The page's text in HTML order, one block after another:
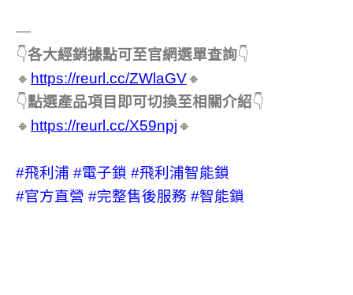
—
👇各大經銷據點可至官網選單查詢👇
🔸 https://reurl.cc/ZWlaGV🔸
👇點選產品項目即可切換至相關介紹👇
🔸 https://reurl.cc/X59npj🔸
#飛利浦 #電子鎖 #飛利浦智能鎖
#官方直營 #完整售後服務 #智能鎖